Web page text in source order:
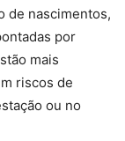
de nascimentos,
por
mais
riscos de
ou no